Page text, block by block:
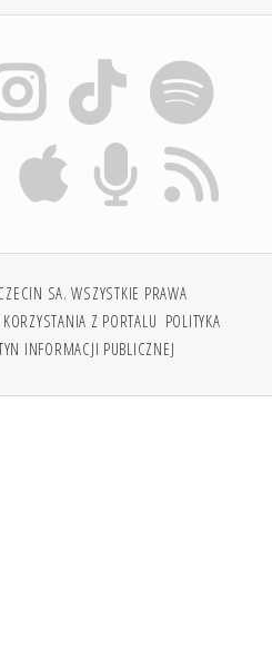
SA. WSZYSTKIE PRAWA
Z PORTALU POLITYKA
INFORMACJI PUBLICZNEJ